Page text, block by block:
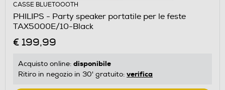
CASSE BLUETOOOTH
PHILIPS - Party speaker portatile per le feste
TAX5000E/10-Black
€ 199,99
Acquisto online: disponibile
Ritiro in negozio in 30' gratuito: verifica